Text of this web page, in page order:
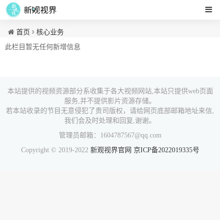
首页
核心业务
此栏目暂无任何新增信息
本站提供的视频资源部分系收集于各大视频网站,本站只提供web页面
服务,并不提供影片资源存储。
若本站收录的节目无意侵犯了贵司版权，请给网页底部邮箱地址来信,
我们会及时处理和回复,谢谢。
管理员邮箱：1604787567@qq.com
Copyright © 2019-2022 新观视界官网 京ICP备2022019335号